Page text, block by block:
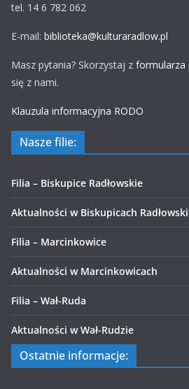
tel. 14 6 782 062
E-mail: biblioteka@kulturaradlow.pl
Masz pytania? Skorzystaj z formularza
się z nami.
Klauzula informacyjna RODO
Nasze filie:
Filia – Biskupice Radłowskie
Aktualności w Biskupicach
Filia – Marcinkowice
Aktualności w Marcinkowicach
Filia – Wał-Ruda
Aktualności w Wał-Rudzie
Ostatnie informacje: